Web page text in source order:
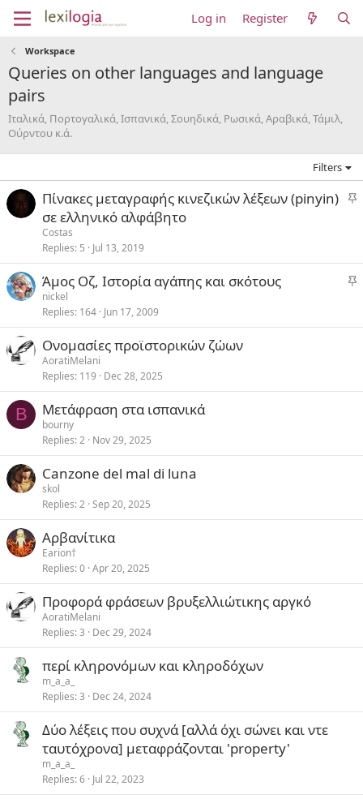
Log in Register
Workspace
Queries on other languages and language
pairs
Ιταλικά, Πορτογαλικά, Ισπανικά, Σουηδικά, Ρωσικά, Αραβικά, Τάμιλ,
Ούρντου κ.ά.
Filters
S
k
y
Πίνακες μεταγραφής κινεζικών λέξεων (pinyin)
σε ελληνικό αλφάβητο
Costas
Replies 5 Jul 13, 2019
S
c
Άμος Οζ, Ιστορία αγάπης και σκότους
nickel
Replies 164 Jun 17, 2009
Ονομασίες προϊστορικών ζώων
AoratiMelani
Replies 119 Dec 28, 2025
B Μετάφραση στα ισπανικά
bourny
Replies 2 Nov 29, 2025
Canzone del mal di luna
skol
Replies 2 Sep 20, 2025
Αρβανίτικα
Earion†
Replies 0 Apr 20, 2025
Προφορά φράσεων βρυξελλιώτικης αργκό
AoratiMelani
Replies 3 Dec 29, 2024
περί κληρονόμων και κληροδόχων
m_a_a_
Replies 3 Dec 24, 2024
Δύο λέξεις που συχνά [αλλά όχι σώνει και ντε
ταυτόχρονα] μεταφράζονται 'property'
m_a_a_
Replies 6 Jul 22, 2023